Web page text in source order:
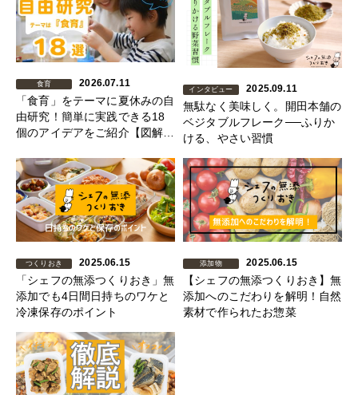
食育 2026.07.11
「食育」をテーマに夏休みの自
由研究！簡単に実践できる18
個のアイデアをご紹介【図解あ
インタビュー 2025.09.11
無駄なく美味しく。開田本舗の
ベジタブルフレーク──ふりか
ける、やさい習慣
つくりおき 2025.06.15
「シェフの無添つくりおき」無
添加でも4日間日持ちのワケと
冷凍保存のポイント
添加物 2025.06.15
【シェフの無添つくりおき】無
添加へのこだわりを解明！自然
素材で作られたお惣菜